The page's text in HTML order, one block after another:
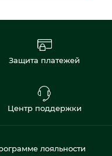
Защита платежей
Центр поддержки
лояльности